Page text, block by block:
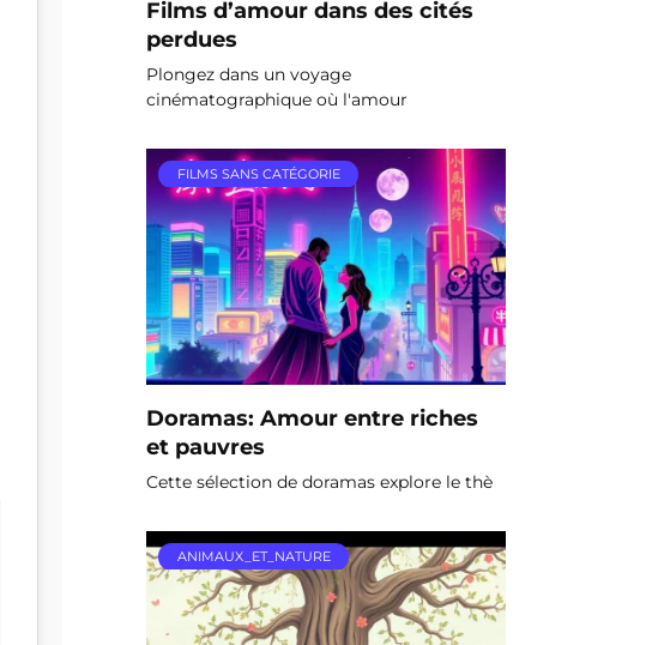
Films d’amour dans des cités
perdues
Plongez dans un voyage
cinématographique où l'amour
FILMS SANS CATÉGORIE
Doramas: Amour entre riches
et pauvres
Cette sélection de doramas explore le thè
ANIMAUX_ET_NATURE